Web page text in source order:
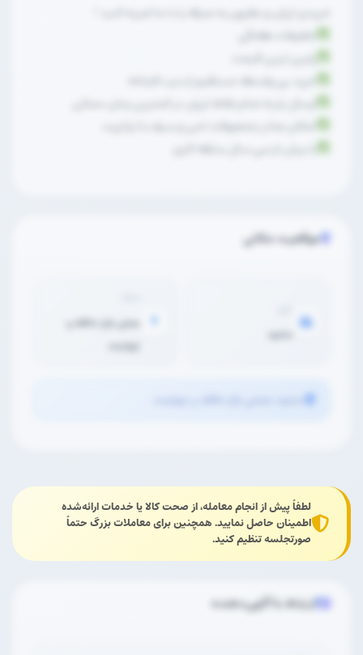
خریدی ارزان و مقرون به صرفه را با ما تجربه کنید !
تخفیفات هفتگی
خرید بی واسطه مستقیم از درب کارخانه
ارسال بار به تمام نقاط ایران در کمترین زمان ممکن
امکان صادر محصولات امن و سیف با ترانزیت
با بیش از سی سال سابقه کاری
موقعیت مکانی
مشهد
چهارصد
لطفاً پیش از انجام معامله، از صحت کالا یا خدمات ارائه‌شده
اطمینان حاصل نمایید. همچنین برای معاملات بزرگ حتماً
صورتجلسه تنظیم کنید.
ارتباط با آگهی‌دهنده